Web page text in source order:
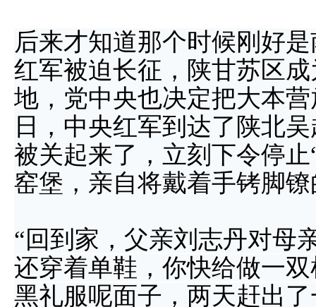
后来才知道那个时候刚好
红军被迫长征，陕甘苏区
地，党中央也决定把大本
日，中央红军到达了陕北
被关起来了，立刻下令停
窑堡，亲自将戴着手铐脚
“回到家，父亲刘志丹对母
还穿着单鞋，你快给做一
黑礼服呢面子，两天赶出